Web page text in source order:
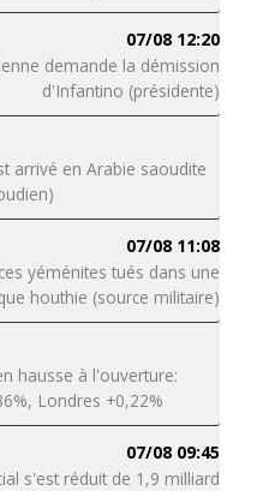
07/08 12:20
demande la démission
d'Infantino (présidente)
arrivé en Arabie saoudite
07/08 11:08
yéménites tués dans une
houthie (source militaire)
hausse à l'ouverture:
Londres +0,22%
07/08 09:45
s'est réduit de 1,9 milliard